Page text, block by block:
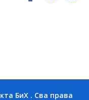
БиХ . Сва права